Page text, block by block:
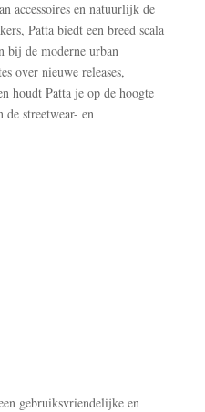
accessoires en natuurlijk de
Patta biedt een breed scala
bij de moderne urban
over nieuwe releases,
houdt Patta je op de hoogte
streetwear- en
gebruiksvriendelijke en